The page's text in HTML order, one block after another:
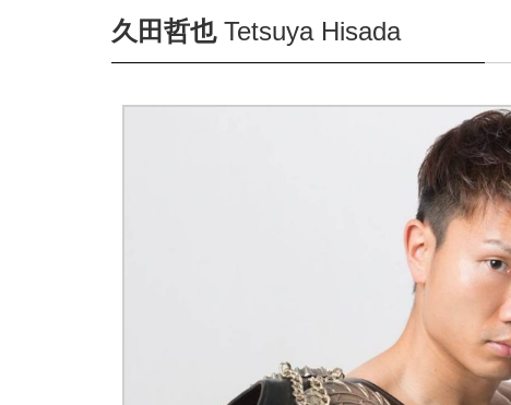
久田哲也 Tetsuya Hisada